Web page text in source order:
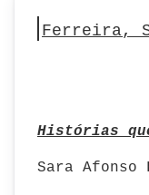
Ferreira,
Histórias
Sara Afonso